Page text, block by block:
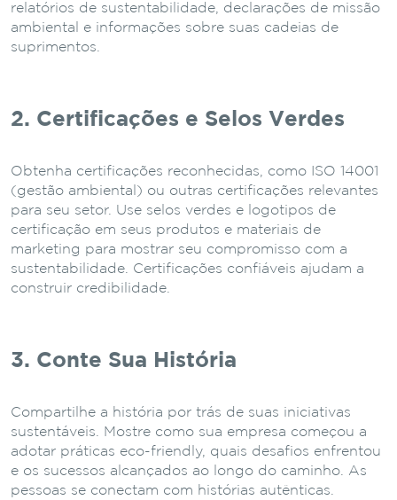
relatórios de sustentabilidade, declarações de missão
ambiental e informações sobre suas cadeias de
suprimentos.
2. Certificações e Selos Verdes
Obtenha certificações reconhecidas, como ISO 14001
(gestão ambiental) ou outras certificações relevantes
para seu setor. Use selos verdes e logotipos de
certificação em seus produtos e materiais de
marketing para mostrar seu compromisso com a
sustentabilidade. Certificações confiáveis ajudam a
construir credibilidade.
3. Conte Sua História
Compartilhe a história por trás de suas iniciativas
sustentáveis. Mostre como sua empresa começou a
adotar práticas eco-friendly, quais desafios enfrentou
e os sucessos alcançados ao longo do caminho. As
pessoas se conectam com histórias autênticas.